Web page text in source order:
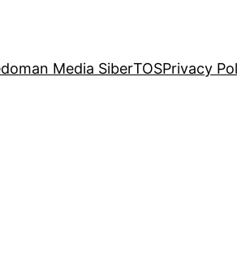
Media SiberTOSPrivacy